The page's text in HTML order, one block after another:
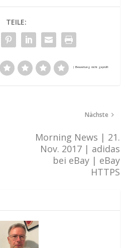
TEILE:
Nächste
Morning News | 21.
Nov. 2017 | adidas
bei eBay | eBay
HTTPS